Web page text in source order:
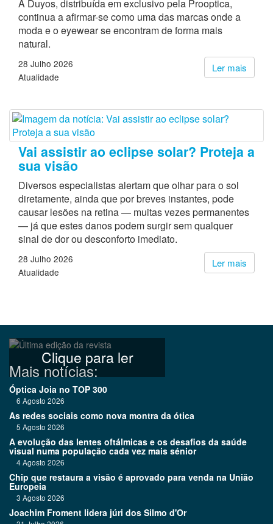
A Duyos, distribuída em exclusivo pela Prooptica,
continua a afirmar-se como uma das marcas onde a
moda e o eyewear se encontram de forma mais
natural.
Ler mais
28 Julho 2026
Atualidade
Vai assistir ao eclipse solar? Proteja a
sua visão
Diversos especialistas alertam que olhar para o sol
diretamente, ainda que por breves instantes, pode
causar lesões na retina — muitas vezes permanentes
— já que estes danos podem surgir sem qualquer
sinal de dor ou desconforto imediato.
Ler mais
28 Julho 2026
Atualidade
Clique para ler
Mais notícias:
Óptica Joia no TOP 300
6 Agosto 2026
As redes sociais como nova montra da ótica
5 Agosto 2026
A evolução das lentes oftálmicas e os desafios da saúde
visual numa população cada vez mais sénior
4 Agosto 2026
Chip que restaura a visão é aprovado para venda na União
Europeia
3 Agosto 2026
Joachim Froment lidera júri dos Silmo d'Or